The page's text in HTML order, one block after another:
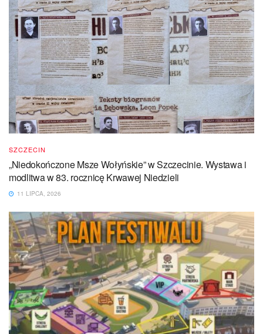
SZCZECIN
„Niedokończone Msze Wołyńskie” w Szczecinie. Wystawa i
modlitwa w 83. rocznicę Krwawej Niedzieli
11 LIPCA, 2026